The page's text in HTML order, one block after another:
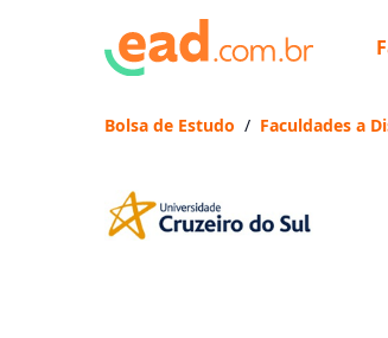
Bolsa de Estudo / Faculdades a